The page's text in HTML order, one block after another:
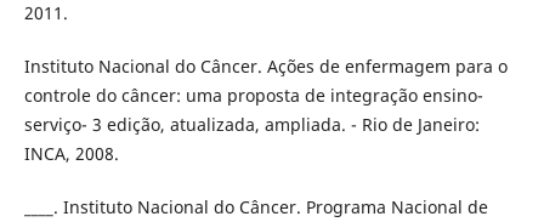
2011.
Instituto Nacional do Câncer. Ações de enfermagem para o
controle do câncer: uma proposta de integração ensino-
serviço- 3 edição, atualizada, ampliada. - Rio de Janeiro:
INCA, 2008.
____. Instituto Nacional do Câncer. Programa Nacional de